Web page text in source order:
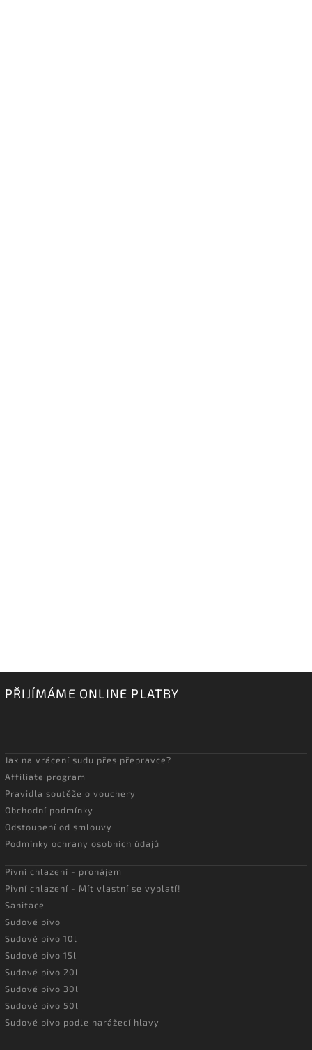
PŘIJÍMÁME ONLINE PLATBY
Jak na vrácení sudu přes přepravce?
Affiliate program
Pravidla soutěže o vouchery
Obchodní podmínky
Odstoupení od smlouvy
Podmínky ochrany osobních údajů
Pivní chlazení - pronájem
Pivní chlazení - Mít vlastní se vyplatí!
Sanitace
Sudové pivo
Sudové pivo 10l
Sudové pivo 15l
Sudové pivo 20l
Sudové pivo 30l
Sudové pivo 50l
Sudové pivo podle narážecí hlavy